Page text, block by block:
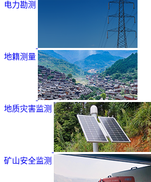
电力勘测
地籍测量
地质灾害监测
矿山安全监测